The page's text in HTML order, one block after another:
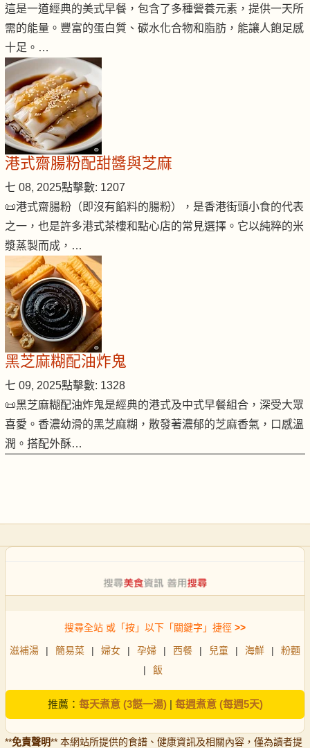
這是一道經典的美式早餐，包含了多種營養元素，提供一天所
需的能量。豐富的蛋白質、碳水化合物和脂肪，能讓人飽足感
十足。…
港式齋腸粉配甜醬與芝麻
七 08, 2025點擊數: 1207
📜港式齋腸粉（即沒有餡料的腸粉），是香港街頭小食的代表
之一，也是許多港式茶樓和點心店的常見選擇。它以純粹的米
漿蒸製而成，…
黑芝麻糊配油炸鬼
七 09, 2025點擊數: 1328
📜黑芝麻糊配油炸鬼是經典的港式及中式早餐組合，深受大眾
喜愛。香濃幼滑的黑芝麻糊，散發著濃郁的芝麻香氣，口感溫
潤。搭配外酥…
搜尋全站 或「按」以下「關鍵字」捷徑 >>
滋補湯 | 簡易菜 | 婦女 | 孕婦 | 西餐 | 兒童 | 海鮮 |
粉麵
|
飯
推薦： 每天煮意 (3餸一湯)| 每週煮意 (每週5天)
**免責聲明** 本網站所提供的食譜、健康資訊及相關內容，僅為讀者提